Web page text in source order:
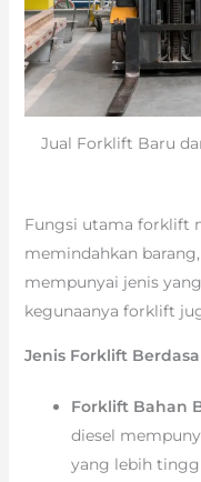
Jual Forklift Baru
Fungsi utama forklift
memindahkan
mempunyai jenis
kegunaanya forklift
Jenis Forklift
Forklift Bahan
diesel
yang lebih